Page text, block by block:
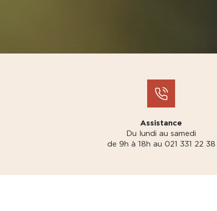
Assistance
Du lundi au samedi
de 9h à 18h au 021 331 22 38